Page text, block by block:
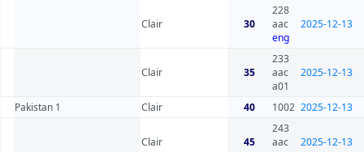
Clair 30
228
aac
eng
2025-12-13
Clair 35
233
aac
a01
2025-12-13
Pakistan 1 Clair 40 1002 2025-12-13
Clair 45
243
aac
2025-12-13